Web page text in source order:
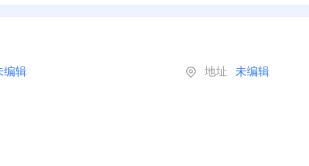
编辑 地址 未编辑